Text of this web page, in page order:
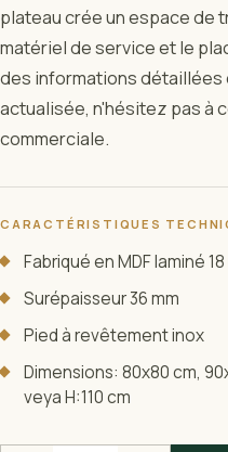
plateau crée un espace de
matériel de service et le
des informations détaillées
actualisée, n'hésitez pas à
commerciale.
CARACTÉRISTIQUES
Fabriqué en MDF laminé 18
Surépaisseur 36 mm
Pied à revêtement inox
Dimensions: 80x80 cm,
veya H:110 cm